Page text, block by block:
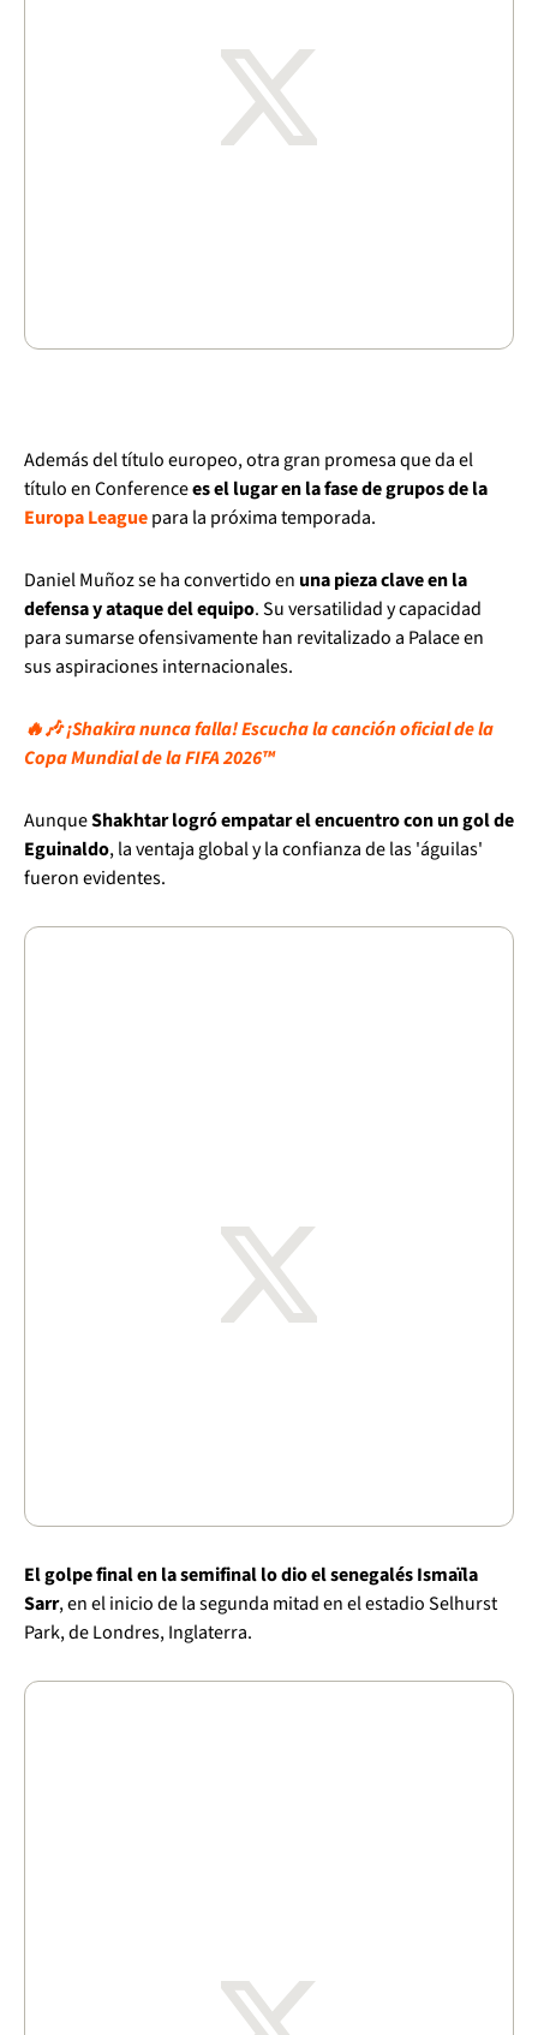
Además del título europeo, otra gran promesa que da el
título en Conferencees el lugar en la fase de grupos de la
Europa Leaguepara la próxima temporada.
Daniel Muñoz se ha convertido en una pieza clave en la
defensa y ataque del equipo. Su versatilidad y capacidad
para sumarse ofensivamente han revitalizado a Palace en
sus aspiraciones internacionales.
🔥🎶 ¡Shakira nunca falla! Escucha la canción oficial de la
Copa Mundial de la FIFA 2026™
AunqueShakhtar logró empatar el encuentro con un gol de
Eguinaldo, la ventaja global y la confianza de las 'águilas'
fueron evidentes.
El golpe final en la semifinal lo dio el senegalés Ismaïla
Sarr, en el inicio de la segunda mitad en el estadio Selhurst
Park, de Londres, Inglaterra.